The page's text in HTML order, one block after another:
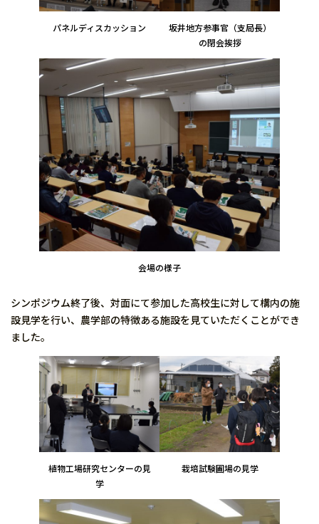
パネルディスカッション
坂井地方参事官（支局長）
の閉会挨拶
会場の様子
シンポジウム終了後、対面にて参加した高校生に対して構内の施
設見学を行い、農学部の特徴ある施設を見ていただくことができ
ました。
植物工場研究センターの見
学
栽培試験圃場の見学